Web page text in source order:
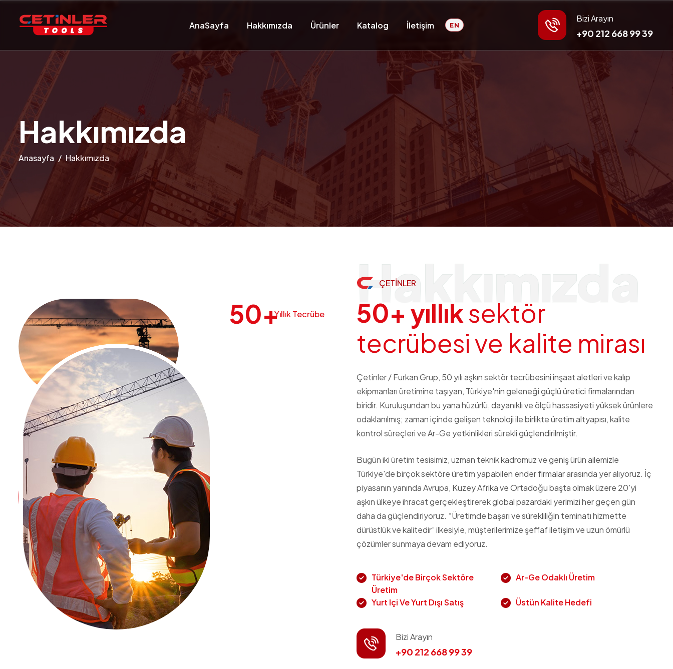
AnaSayfa Hakkımızda Ürünler Katalog İletişim EN
Bizi Arayın
+90 212 668 99 39
Hakkımızda
Anasayfa Hakkımızda
50+Yıllık Tecrübe
Hakkımızda
ÇETİNLER
50+ yıllıksektör
tecrübesive kalite mirası
Çetinler / Furkan Grup, 50 yılı aşkın sektör tecrübesini inşaat aletleri ve kalıp
ekipmanları üretimine taşıyan, Türkiye'nin geleneği güçlü üretici firmalarından
biridir. Kuruluşundan bu yana hüzürlü, dayanıklı ve ölçü hassasiyeti yüksek ürünlere
odaklanılmış; zaman içinde gelişen teknoloji ile birlikte üretim altyapısı, kalite
kontrol süreçleri ve Ar-Ge yetkinlikleri sürekli güçlendirilmiştir.
Bugün iki üretim tesisimiz, uzman teknik kadromuz ve geniş ürün ailemizle
Türkiye'de birçok sektöre üretim yapabilen ender firmalar arasında yer alıyoruz. İç
piyasanın yanında Avrupa, Kuzey Afrika ve Ortadoğu başta olmak üzere 20'yi
aşkın ülkeye ihracat gerçekleştirerek global pazardaki yerimizi her geçen gün
daha da güçlendiriyoruz. “Üretimde başarı ve sürekliliğin teminatı hizmette
dürüstlük ve kalitedir” ilkesiyle, müşterilerimize şeffaf iletişim ve uzun ömürlü
çözümler sunmaya devam ediyoruz.
Türkiye'de Birçok Sektöre
Üretim
Ar-Ge Odaklı Üretim
Yurt Içi Ve Yurt Dışı Satış Üstün Kalite Hedefi
Bizi Arayın
+90 212 668 99 39